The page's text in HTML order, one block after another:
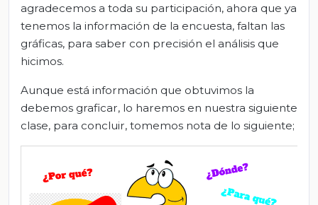
agradecemos a toda su participación, ahora que ya
tenemos la información de la encuesta, faltan las
gráficas, para saber con precisión el análisis que
hicimos.
Aunque está información que obtuvimos la
debemos graficar, lo haremos en nuestra siguiente
clase, para concluir, tomemos nota de lo siguiente;